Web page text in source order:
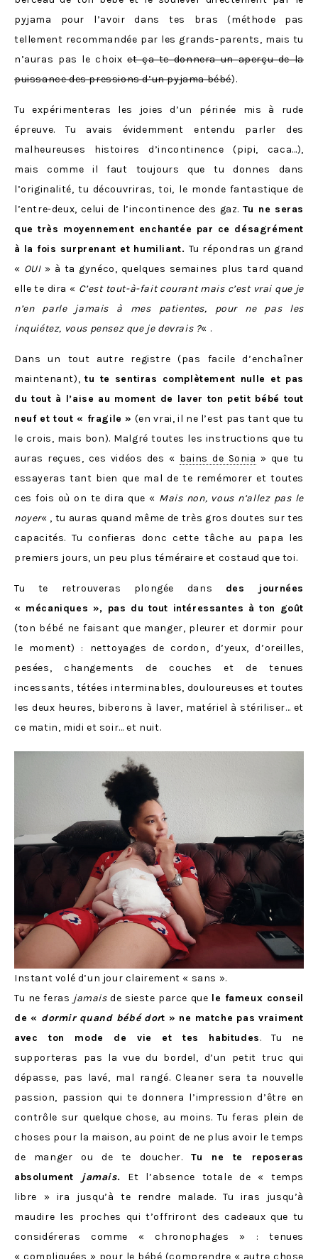
pyjama pour l’avoir dans tes bras (méthode pas
tellement recommandée par les grands-parents, mais tu
n’auras pas le choixet ça te donnera un aperçu de la
puissance des pressions d’un pyjama bébé).
Tu expérimenteras les joies d’un périnée mis à rude
épreuve. Tu avais évidemment entendu parler des
malheureuses histoires d’incontinence (pipi, caca…),
mais comme il faut toujours que tu donnes dans
l’originalité, tu découvriras, toi, le monde fantastique de
l’entre-deux, celui de l’incontinence des gaz. Tu ne seras
que très moyennement enchantée par ce désagrément
à la fois surprenant et humiliant. Tu répondras un grand
« OUI» à ta gynéco, quelques semaines plus tard quand
elle te dira « C’est tout-à-fait courant mais c’est vrai que je
n’en parle jamais à mes patientes, pour ne pas les
inquiétez, vous pensez que je devrais ?« .
Dans un tout autre registre (pas facile d’enchaîner
maintenant),tu te sentiras complètement nulle et pas
du tout à l’aise au moment de laver ton petit bébé tout
neuf et tout « fragile » (en vrai, il ne l’est pas tant que tu
le crois, mais bon). Malgré toutes les instructions que tu
auras reçues, ces vidéos des « bains de Sonia » que tu
essayeras tant bien que mal de te remémorer et toutes
ces fois où on te dira que « Mais non, vous n’allez pas le
noyer« , tu auras quand même de très gros doutes sur tes
capacités. Tu confieras donc cette tâche au papa les
premiers jours, un peu plus téméraire et costaud que toi.
Tu te retrouveras plongée dans des journées
« mécaniques », pas du tout intéressantes à ton goût
(ton bébé ne faisant que manger, pleurer et dormir pour
le moment) : nettoyages de cordon, d’yeux, d’oreilles,
pesées, changements de couches et de tenues
incessants, tétées interminables, douloureuses et toutes
les deux heures, biberons à laver, matériel à stériliser… et
ce matin, midi et soir… et nuit.
Instant volé d’un jour clairement « sans ».
Tu ne feras jamaisde sieste parce que le fameux conseil
de « dormir quand bébé dort » ne matche pas vraiment
avec ton mode de vie et tes habitudes. Tu ne
supporteras pas la vue du bordel, d’un petit truc qui
dépasse, pas lavé, mal rangé. Cleaner sera ta nouvelle
passion, passion qui te donnera l’impression d’être en
contrôle sur quelque chose, au moins. Tu feras plein de
choses pour la maison, au point de ne plus avoir le temps
de manger ou de te doucher.Tu ne te reposeras
absolument jamais. Et l’absence totale de « temps
libre » ira jusqu’à te rendre malade. Tu iras jusqu’à
maudire les proches qui t’offriront des cadeaux que tu
considéreras comme « chronophages » : tenues
« compliquées » pour le bébé (comprendre « autre chose